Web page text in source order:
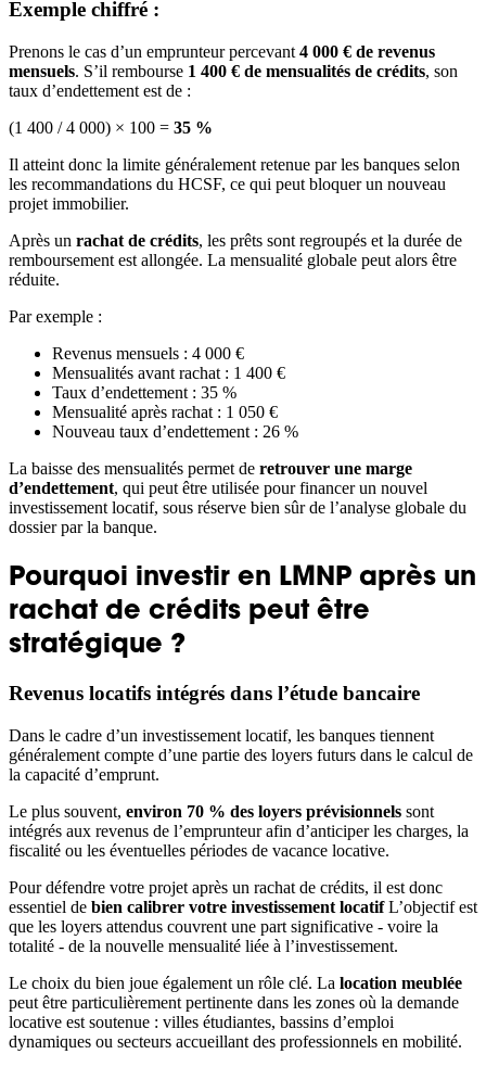
Exemple chiffré :
Prenons le cas d’un emprunteur percevant 4 000 € de revenus
mensuels. S’il rembourse 1 400 € de mensualités de crédits, son
taux d’endettement est de :
(1 400 / 4 000) × 100 = 35 %
Il atteint donc la limite généralement retenue par les banques selon
les recommandations du HCSF, ce qui peut bloquer un nouveau
projet immobilier.
Après un rachat de crédits, les prêts sont regroupés et la durée de
remboursement est allongée. La mensualité globale peut alors être
réduite.
Par exemple :
Revenus mensuels : 4 000 €
Mensualités avant rachat : 1 400 €
Taux d’endettement : 35 %
Mensualité après rachat : 1 050 €
Nouveau taux d’endettement : 26 %
La baisse des mensualités permet de retrouver une marge
d’endettement, qui peut être utilisée pour financer un nouvel
investissement locatif, sous réserve bien sûr de l’analyse globale du
dossier par la banque.
Pourquoi investir en LMNP après un
rachat de crédits peut être
stratégique ?
Revenus locatifs intégrés dans l’étude bancaire
Dans le cadre d’un investissement locatif, les banques tiennent
généralement compte d’une partie des loyers futurs dans le calcul de
la capacité d’emprunt.
Le plus souvent, environ 70 % des loyers prévisionnels sont
intégrés aux revenus de l’emprunteur afin d’anticiper les charges, la
fiscalité ou les éventuelles périodes de vacance locative.
Pour défendre votre projet après un rachat de crédits, il est donc
essentiel de bien calibrer votre investissement locatifL’objectif est
que les loyers attendus couvrent une part significative - voire la
totalité - de la nouvelle mensualité liée à l’investissement.
Le choix du bien joue également un rôle clé. La location meublée
peut être particulièrement pertinente dans les zones où la demande
locative est soutenue : villes étudiantes, bassins d’emploi
dynamiques ou secteurs accueillant des professionnels en mobilité.